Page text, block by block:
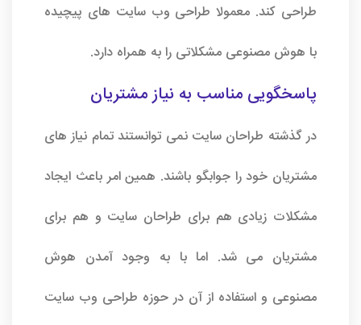
طراحی کند. معمولا طراحی وب سایت های پیچیده
با هوش مصنوعی مشکلاتی را به همراه دارد.
پاسخگویی مناسب به نیاز مشتریان
در گذشته طراحان سایت نمی توانستند تمام نیاز های
مشتریان خود را جوابگو باشند. همین امر باعث ایجاد
مشکلات زیادی هم برای طراحان سایت و هم برای
مشتریان می شد. اما با به وجود آمدن هوش
مصنوعی و استفاده از آن در حوزه طراحی وب سایت